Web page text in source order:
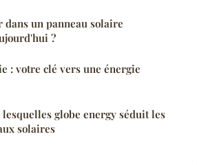
un panneau solaire
?
: votre clé vers une énergie
globe energy séduit les
solaires